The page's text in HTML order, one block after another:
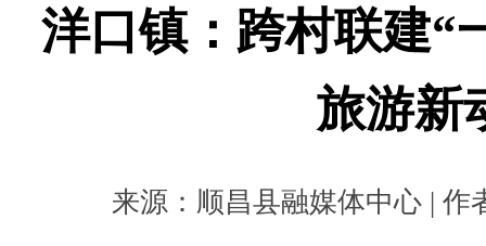
洋口镇：跨村联建“
旅游新
来源：顺昌县融媒体中心 | 作